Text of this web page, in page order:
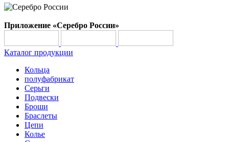
Приложение «Серебро России»
Каталог продукции
Кольца
полуфабрикат
Серьги
Подвески
Броши
Браслеты
Цепи
Колье